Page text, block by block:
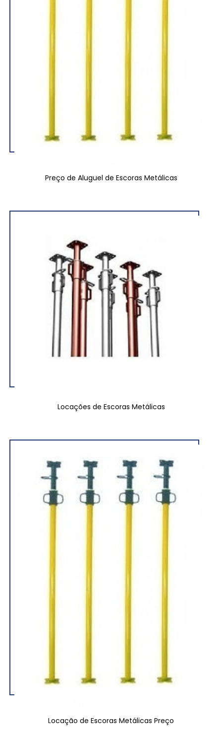
Preço de Aluguel de Escoras Metálicas
Locações de Escoras Metálicas
Locação de Escoras Metálicas Preço